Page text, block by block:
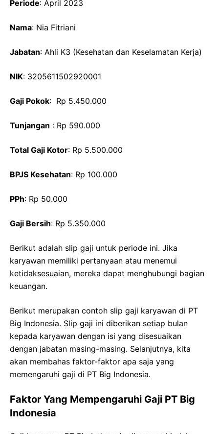
Periode: April 2023
Nama: Nia Fitriani
Jabatan: Ahli K3 (Kesehatan dan Keselamatan Kerja)
NIK: 3205611502920001
Gaji Pokok: Rp 5.450.000
Tunjangan : Rp 590.000
Total Gaji Kotor: Rp 5.500.000
BPJS Kesehatan: Rp 100.000
PPh: Rp 50.000
Gaji Bersih: Rp 5.350.000
Berikut adalah slip gaji untuk periode ini. Jika
karyawan memiliki pertanyaan atau menemui
ketidaksesuaian, mereka dapat menghubungi bagian
keuangan.
Berikut merupakan contoh slip gaji karyawan di PT
Big Indonesia. Slip gaji ini diberikan setiap bulan
kepada karyawan dengan isi yang disesuaikan
dengan jabatan masing-masing. Selanjutnya, kita
akan membahas faktor-faktor apa saja yang
memengaruhi gaji di PT Big Indonesia.
Faktor Yang Mempengaruhi Gaji PT Big
Indonesia